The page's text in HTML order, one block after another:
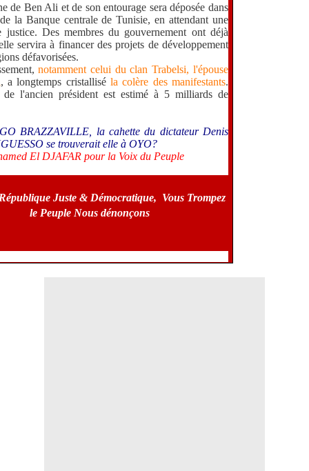
de Ben Ali et de son entourage sera déposée dans
la Banque centrale de Tunisie, en attendant une
justice. Des membres du gouvernement ont déjà
servira à financer des projets de développement
défavorisées.
notamment celui du clan Trabelsi, l'épouse
, a longtemps cristalliséla colère des manifestants.
l'ancien président est estimé à 5 milliards de
BRAZZAVILLE, la cahette du dictateur Denis
se trouverait elle à OYO?
El DJAFAR pour la Voix du Peuple
Juste & Démocratique, Vous Trompez
le Peuple Nous dénonçons